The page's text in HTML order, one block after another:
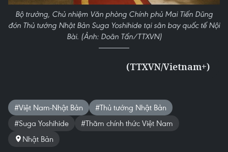
Bộ trưởng, Chủ nhiệm Văn phòng Chính phủ Mai Tiến Dũng
đón Thủ tướng Nhật Bản Suga Yoshihide tại sân bay quốc tế Nội
Bài. (Ảnh: Doãn Tấn/TTXVN)
(TTXVN/Vietnam+)
#Việt Nam-Nhật Bản
#Thủ tướng Nhật Bản
#Suga Yoshihide
#Thăm chính thức Việt Nam
Nhật Bản